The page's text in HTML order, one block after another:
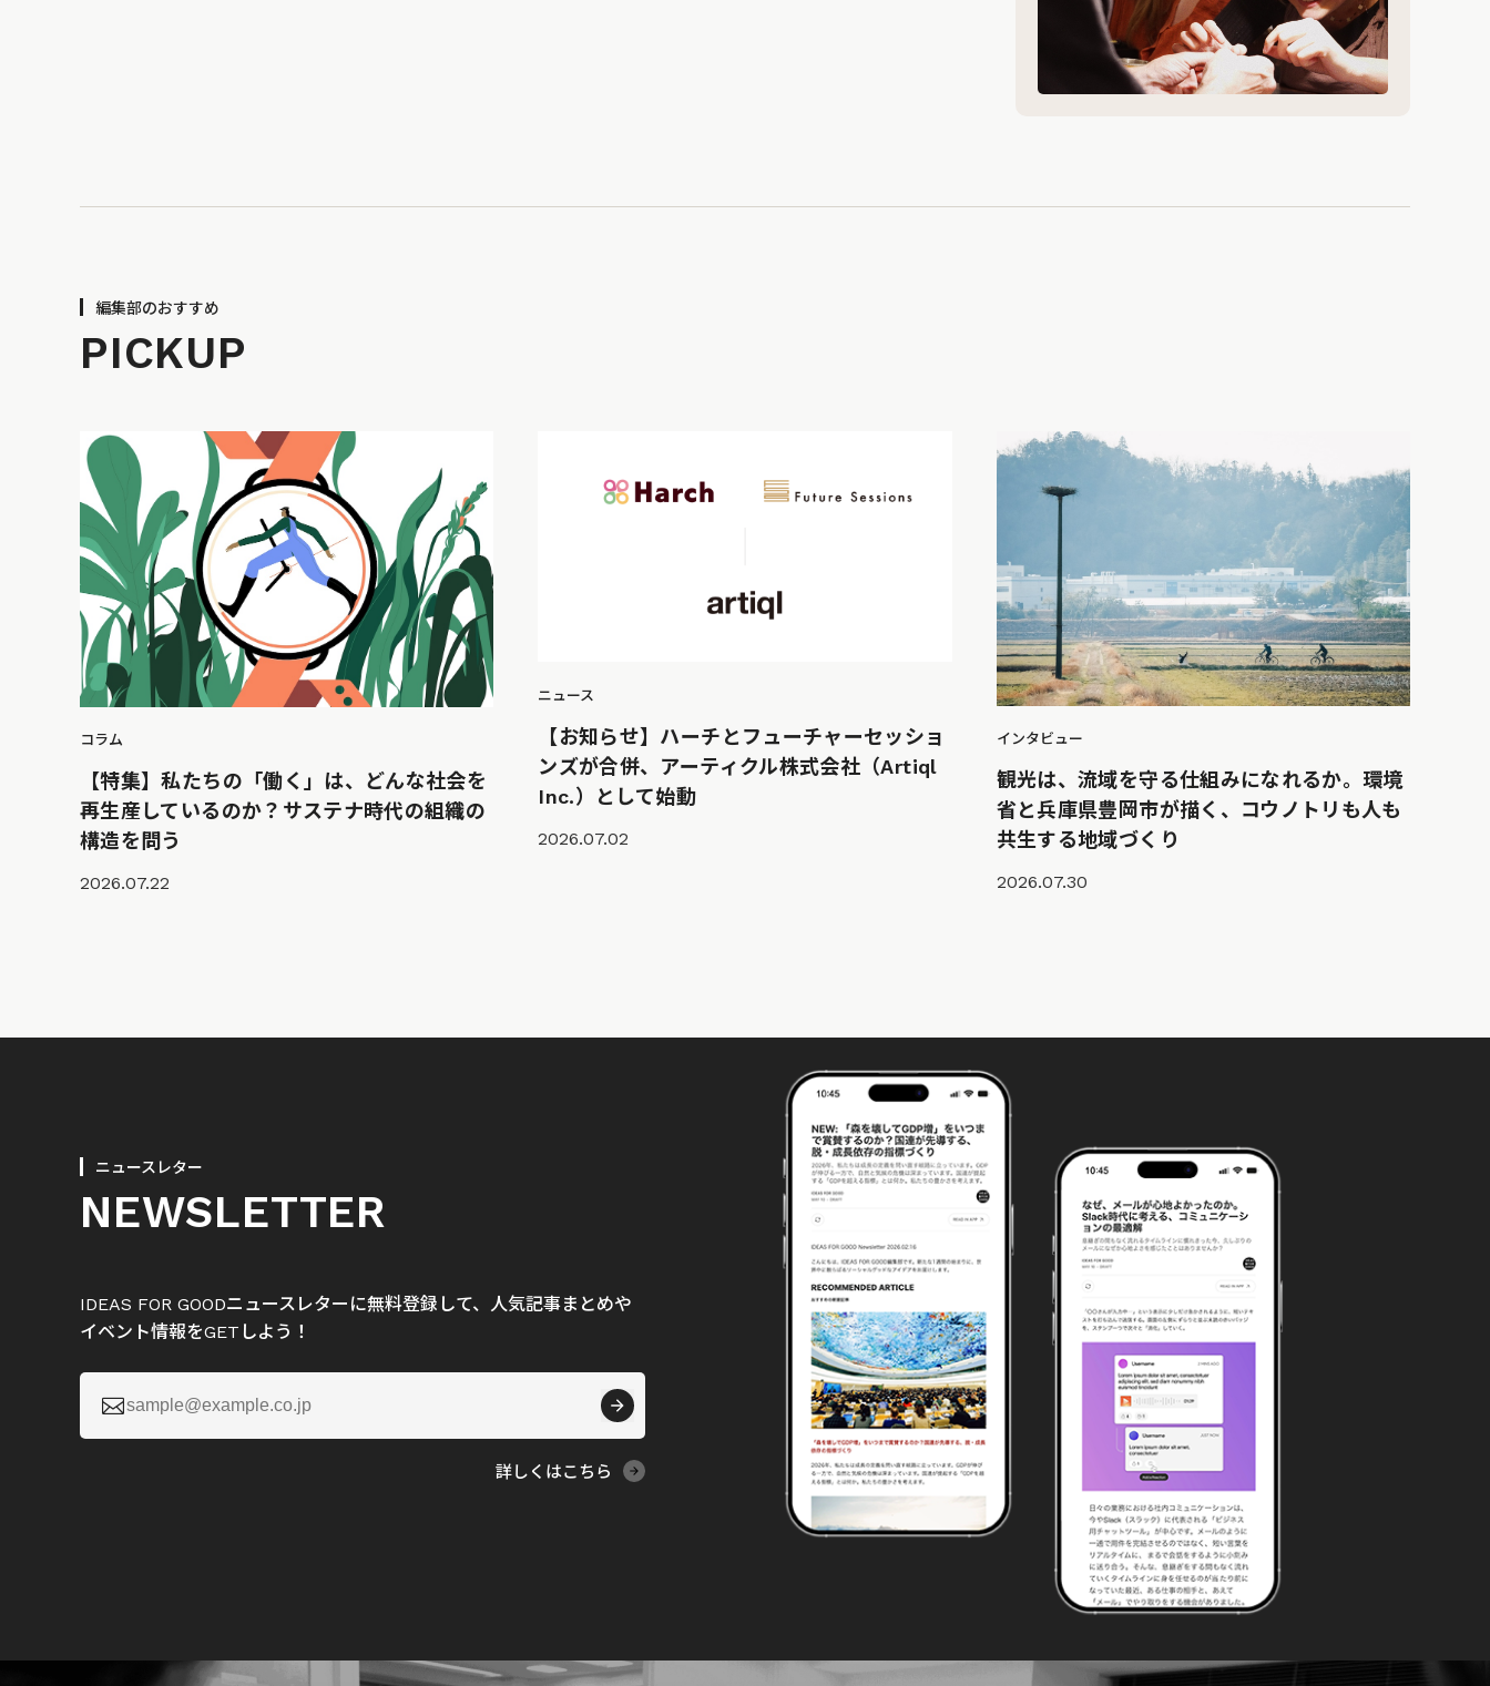
編集部のおすすめ
PICKUP
コラム
【特集】私たちの「働く」は、どんな社会を
再生産しているのか？サステナ時代の組織の
構造を問う
2026.07.22
ニュース
【お知らせ】ハーチとフューチャーセッショ
ンズが合併、アーティクル株式会社（Artiql
Inc.）として始動
2026.07.02
インタビュー
観光は、流域を守る仕組みになれるか。環境
省と兵庫県豊岡市が描く、コウノトリも人も
共生する地域づくり
2026.07.30
ニュースレター
NEWSLETTER
IDEAS FOR GOODニュースレターに無料登録して、人気記事まとめや
イベント情報をGETしよう！

詳しくはこちら